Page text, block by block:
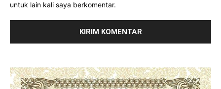
untuk lain kali saya berkomentar.